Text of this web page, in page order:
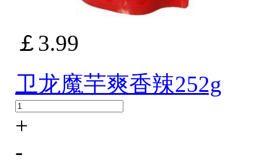
￡3.99
卫龙魔芋爽香辣252g
+
-